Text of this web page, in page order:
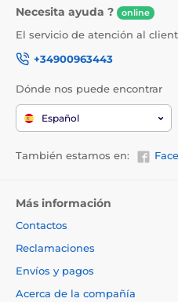
Pura Air identifica de forma
condiciones ambientales,
en modo de flujo y trabaja
reducir el polvo, eliminar
para usted y su familia.
Necesita ayuda ? online
El servicio de atención al
+34900963443
Dónde nos puede encontrar
Español
También estamos en:
Más información
Contactos
Reclamaciones
Envíos y pagos
Acerca de la compañía